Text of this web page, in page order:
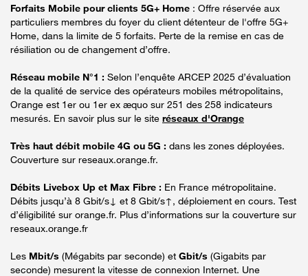
Forfaits Mobile pour clients 5G+ Home : Offre réservée aux
particuliers membres du foyer du client détenteur de l'offre 5G+
Home, dans la limite de 5 forfaits. Perte de la remise en cas de
résiliation ou de changement d’offre.
Réseau mobile N°1 : Selon l’enquête ARCEP 2025 d’évaluation
de la qualité de service des opérateurs mobiles métropolitains,
Orange est 1er ou 1er ex æquo sur 251 des 258 indicateurs
mesurés. En savoir plus sur le site réseaux d'Orange
Très haut débit mobile 4G ou 5G : dans les zones déployées.
Couverture sur reseaux.orange.fr.
Débits Livebox Up et Max Fibre : En France métropolitaine.
Débits jusqu’à 8 Gbit/s↓ et 8 Gbit/s↑, déploiement en cours. Test
d’éligibilité sur orange.fr. Plus d’informations sur la couverture sur
reseaux.orange.fr
Les Mbit/s (Mégabits par seconde) et Gbit/s (Gigabits par
seconde) mesurent la vitesse de connexion Internet. Une